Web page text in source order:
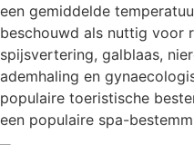
een gemiddelde
beschouwd als nuttig voor
spijsvertering, galblaas,
ademhaling en
populaire toeristische
een populaire spa-